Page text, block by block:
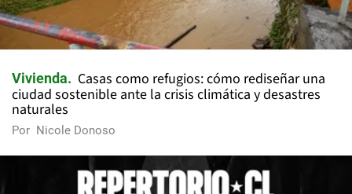
Vivienda
Casas como refugios: cómo rediseñar una
ciudad sostenible ante la crisis climática y desastres
naturales
Por Nicole Donoso